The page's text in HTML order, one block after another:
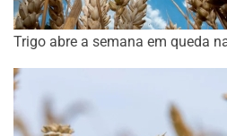
Trigo abre a semana em queda